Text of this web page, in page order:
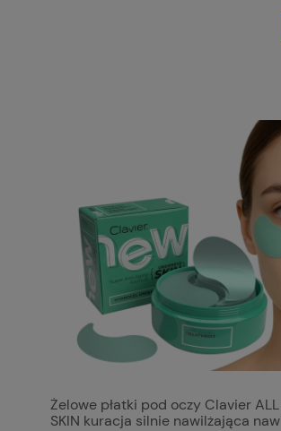
Żelowe płatki pod oczy Clavier
SKIN kuracja silnie nawilżająca